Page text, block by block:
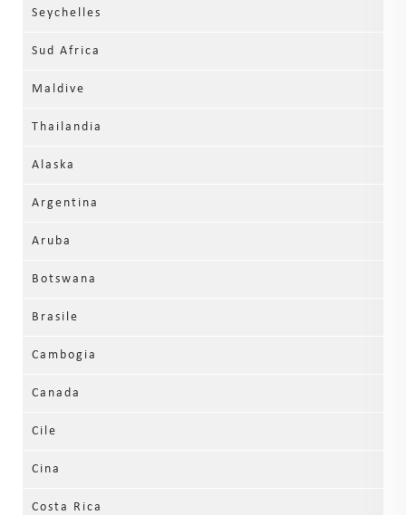
Seychelles
Sud Africa
Maldive
Thailandia
Alaska
Argentina
Aruba
Botswana
Brasile
Cambogia
Canada
Cile
Cina
Costa Rica